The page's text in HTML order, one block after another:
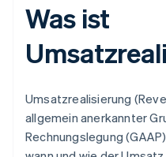
Was ist
Umsatzrealisierung
allgemein anerkannter
Rechnungslegung